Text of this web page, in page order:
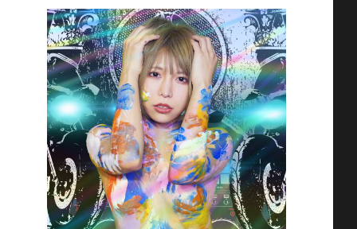
お問い合わせ
COMPANY
RECRUIT
STORE